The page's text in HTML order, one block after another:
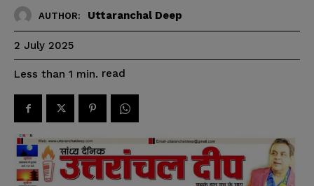
AUTHOR: Uttaranchal Deep
2 July 2025
Less than 1 min. read